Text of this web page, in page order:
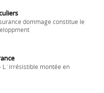
dommage constitue le
L´irrésistible montée en